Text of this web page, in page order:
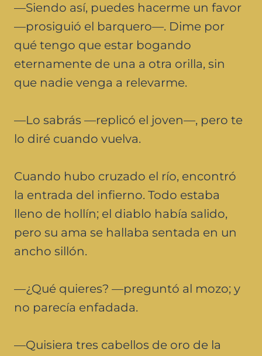
—Siendo así, puedes hacerme un favor
—prosiguió el barquero—. Dime por
qué tengo que estar bogando
eternamente de una a otra orilla, sin
que nadie venga a relevarme.
—Lo sabrás —replicó el joven—, pero te
lo diré cuando vuelva.
Cuando hubo cruzado el río, encontró
la entrada del infierno. Todo estaba
lleno de hollín; el diablo había salido,
pero su ama se hallaba sentada en un
ancho sillón.
—¿Qué quieres? —preguntó al mozo; y
no parecía enfadada.
—Quisiera tres cabellos de oro de la